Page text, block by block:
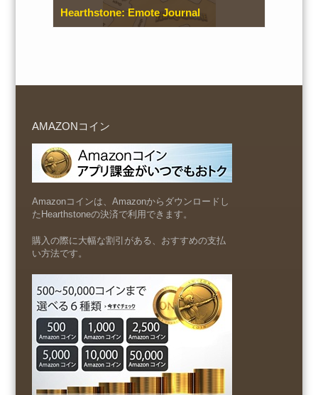
Hearthstone: Emote Journal
AMAZONコイン
Amazonコインは、Amazonからダウンロードし
たHearthstoneの決済で利用できます。
購入の際に大幅な割引がある、おすすめの支払
い方法です。